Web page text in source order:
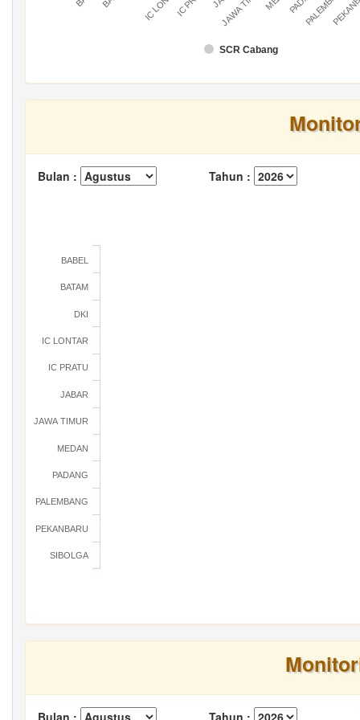
SCR Cabang
Bulan : Tahun :
BABEL
BATAM
DKI
IC LONTAR
IC PRATU
JABAR
JAWA TIMUR
MEDAN
PADANG
PALEMBANG
PEKANBARU
SIBOLGA